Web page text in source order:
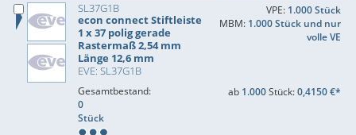
SL37G1B
econ connect Stiftleiste
1 x 37 polig gerade
Rastermaß 2,54 mm
Länge 12,6 mm
EVE: SL37G1B
VPE: 1.000 Stück
MBM: 1.000 Stück und nur
volle VE
Gesamtbestand:
0
Stück
ab 1.000Stück:0,4150 €*